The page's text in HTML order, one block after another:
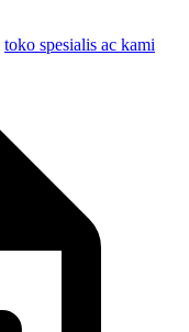
toko spesialis ac kami